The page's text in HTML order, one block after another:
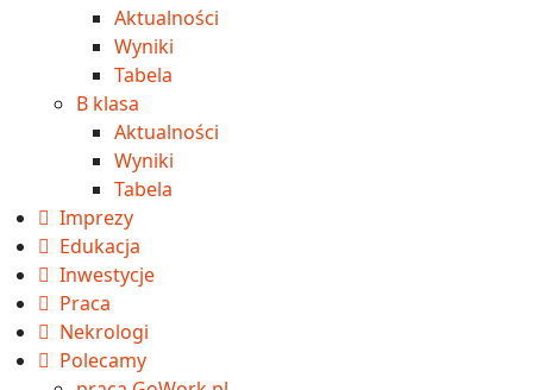
Aktualności
Wyniki
Tabela
B klasa
Aktualności
Wyniki
Tabela
Imprezy
Edukacja
Inwestycje
Praca
Nekrologi
Polecamy